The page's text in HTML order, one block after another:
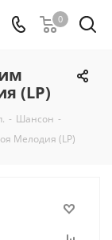
0
(LP)
- Шансон -
Мелодия (LP)